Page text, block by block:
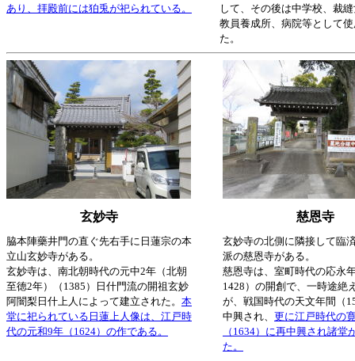
あり、拝殿前には狛兎が祀られている。
して、その後は中学校、裁
教員養成所、病院等として
た。
玄妙寺 慈恩寺
脇本陣藥井門の直ぐ先右手に日蓮宗の本
立山玄妙寺がある。
玄妙寺は、南北朝時代の元中2年（北朝
至徳2年）（1385）日什門流の開祖玄妙
阿闇梨日什上人によって建立された。 本
堂に祀られている日蓮上人像は、江戸時
代の元和9年（1624）の作である。
玄妙寺の北側に隣接して臨
派の慈恩寺がある。
慈恩寺は、室町時代の応永
1428）の開創で、一時途絶
が、戦国時代の天文年間（
中興され、 更に江戸時代の
（1634）に再中興され諸堂
た。